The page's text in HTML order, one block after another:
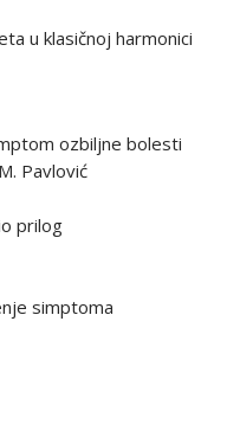
u klasičnoj harmonici
ozbiljne bolesti
Pavlović
prilog
simptoma